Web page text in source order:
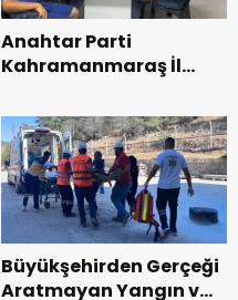
Anahtar Parti
Kahramanmaraş İl
Teşkilatı ile buluştu.
Büyükşehirden Gerçeği
Aratmayan Yangın ve